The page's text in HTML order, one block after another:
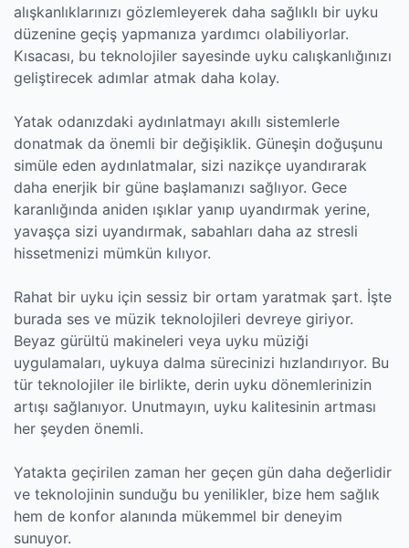
alışkanlıklarınızı gözlemleyerek daha sağlıklı bir uyku
düzenine geçiş yapmanıza yardımcı olabiliyorlar.
Kısacası, bu teknolojiler sayesinde uyku calışkanlığınızı
geliştirecek adımlar atmak daha kolay.
Yatak odanızdaki aydınlatmayı akıllı sistemlerle
donatmak da önemli bir değişiklik. Güneşin doğuşunu
simüle eden aydınlatmalar, sizi nazikçe uyandırarak
daha enerjik bir güne başlamanızı sağlıyor. Gece
karanlığında aniden ışıklar yanıp uyandırmak yerine,
yavaşça sizi uyandırmak, sabahları daha az stresli
hissetmenizi mümkün kılıyor.
Rahat bir uyku için sessiz bir ortam yaratmak şart. İşte
burada ses ve müzik teknolojileri devreye giriyor.
Beyaz gürültü makineleri veya uyku müziği
uygulamaları, uykuya dalma sürecinizi hızlandırıyor. Bu
tür teknolojiler ile birlikte, derin uyku dönemlerinizin
artışı sağlanıyor. Unutmayın, uyku kalitesinin artması
her şeyden önemli.
Yatakta geçirilen zaman her geçen gün daha değerlidir
ve teknolojinin sunduğu bu yenilikler, bize hem sağlık
hem de konfor alanında mükemmel bir deneyim
sunuyor.